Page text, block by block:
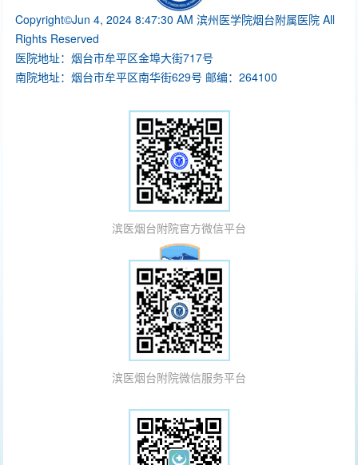
Copyright©Jun 4, 2024 8:47:30 AM 滨州医学院烟台附属医院 All
Rights Reserved
医院地址：烟台市牟平区金埠大街717号
南院地址：烟台市牟平区南华街629号 邮编：264100
滨医烟台附院官方微信平台
滨医烟台附院微信服务平台